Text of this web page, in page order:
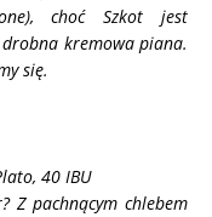
choć Szkot jest
kremowa piana.
się.
40 IBU
Z pachnącym chlebem